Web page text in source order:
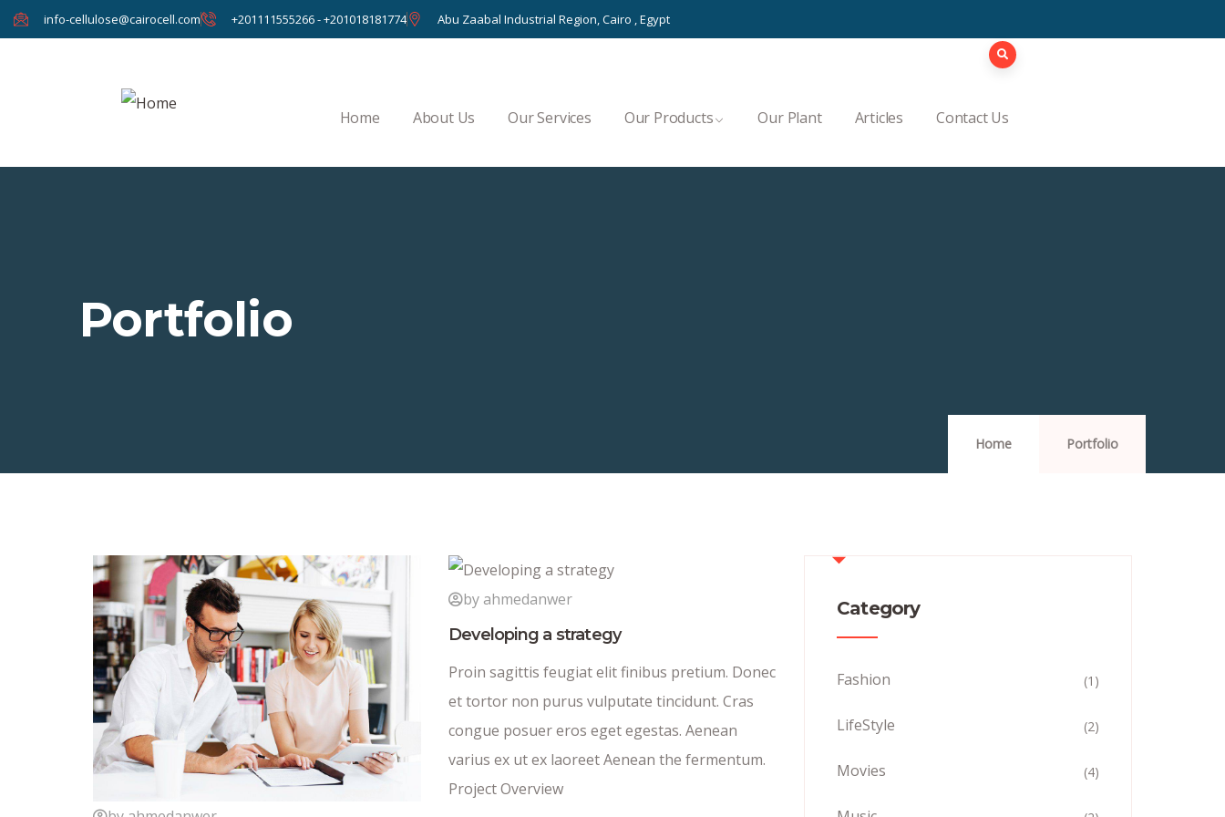
info-cellulose@cairocell.com +201111555266 - +201018181774 Abu Zaabal Industrial Region, Cairo , Egypt
Home About Us Our Services Our Products Our Plant Articles Contact Us
Portfolio
Home Portfolio
by ahmedanwer
Developing a strategy
Proin sagittis feugiat elit finibus pretium. Donec
et tortor non purus vulputate tincidunt. Cras
congue posuer eros eget egestas. Aenean
varius ex ut ex laoreet Aenean the fermentum.
Project Overview
Category
Fashion (1)
LifeStyle (2)
Movies (4)